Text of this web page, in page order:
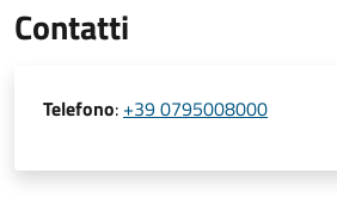
Contatti
Telefono: +39 0795008000